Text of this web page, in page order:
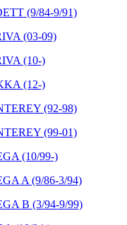
(9/84-9/91)
(03-09)
(10-)
(12-)
(92-98)
(99-01)
(10/99-)
A (9/86-3/94)
B (3/94-9/99)